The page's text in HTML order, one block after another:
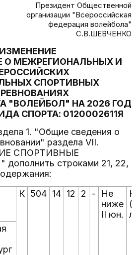
Президент Общественной
организации "Всероссийская
федерация волейбола"
С.В.ШЕВЧЕНКО
ИЗМЕНЕНИЕ
О МЕЖРЕГИОНАЛЬНЫХ И
СПОРТИВНЫХ
"ВОЛЕЙБОЛ" НА 2026 ГОД
СПОРТА: 0120002611Я
1. "Общие сведения о
раздела VII.
СПОРТИВНЫЕ
строками 21, 22,
К 504 14 12 2 -
Не
ниже
II юн.